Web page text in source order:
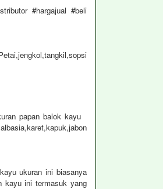
#hargajual #beli
papan balok kayu
ukuran ini biasanya
kayu ini termasuk yang